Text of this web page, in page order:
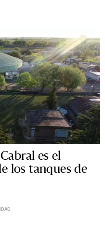
es el
los tanques de